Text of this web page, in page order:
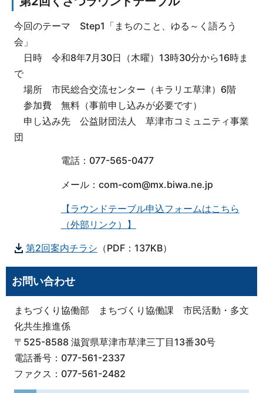
今回のテーマ Step1「まちのこと、ゆる～く語ろう
会」
日時 令和8年7月30日（木曜）13時30分から16時ま
で
場所 市民総合交流センター（キラリエ草津）6階
参加費 無料（事前申し込みが必要です）
申し込み先 公益財団法人 草津市コミュニティ事業
団
電話：077-565-0477
メール： com-com@mx.biwa.ne.jp
【ラウンドテーブル申込フォームはこちら
（外部リンク）】
第2回案内チラシ （PDF：137KB）
お問い合わせ
まちづくり協働部 まちづくり協働課 市民活動・多文
化共生推進係
〒525-8588 滋賀県草津市草津三丁目13番30号
電話番号：077-561-2337
ファクス：077-561-2482